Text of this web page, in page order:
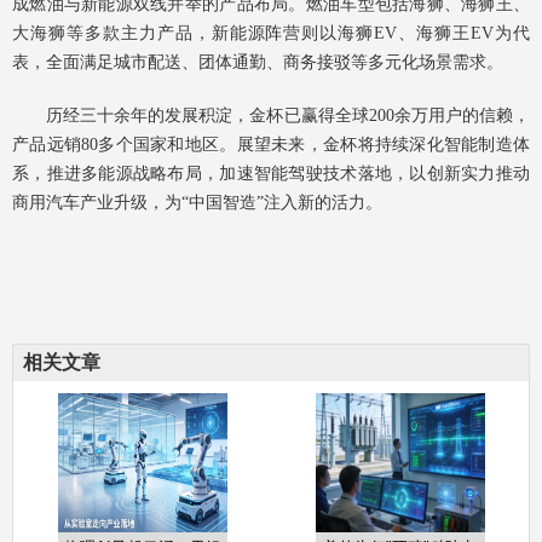
成燃油与新能源双线并举的产品布局。燃油车型包括海狮、海狮王、
大海狮等多款主力产品，新能源阵营则以海狮EV、海狮王EV为代
表，全面满足城市配送、团体通勤、商务接驳等多元化场景需求。
历经三十余年的发展积淀，金杯已赢得全球200余万用户的信赖，
产品远销80多个国家和地区。展望未来，金杯将持续深化智能制造体
系，推进多能源战略布局，加速智能驾驶技术落地，以创新实力推动
商用汽车产业升级，为“中国智造”注入新的活力。
相关文章